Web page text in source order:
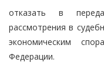
отказать в
рассмотрения в
экономическим
Федерации.